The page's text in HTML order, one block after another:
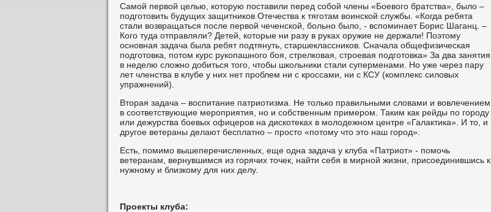
Самой первой целью, которую поставили перед собой члены «Боевого братства», было –
подготовить будущих защитников Отечества к тяготам воинской службы. «Когда ребята
стали возвращаться после первой чеченской, больно было, - вспоминает Борис Шаганц. –
Кого туда отправляли? Детей, которые ни разу в руках оружие не держали! Поэтому
основная задача была ребят подтянуть, старшеклассников. Сначала общефизическая
подготовка, потом курс рукопашного боя, стрелковая, строевая подготовка» За два занятия
в неделю сложно добиться того, чтобы школьники стали суперменами. Но уже через пару
лет членства в клубе у них нет проблем ни с кроссами, ни с КСУ (комплекс силовых
упражнений).
Вторая задача – воспитание патриотизма. Не только правильными словами и вовлечением
в соответствующие мероприятия, но и собственным примером. Таким как рейды по городу
или дежурства боевых офицеров на дискотеках в молодежном центре «Галактика». И то, и
другое ветераны делают бесплатно – просто «потому что это наш город».
Есть, помимо вышеперечисленных, еще одна задача у клуба «Патриот» - помочь
ветеранам, вернувшимся из горячих точек, найти себя в мирной жизни, присоединившись к
нужному и близкому для них делу.
Проекты клуба: